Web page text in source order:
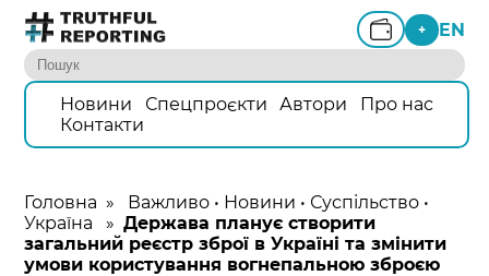
+ EN
Новини Спецпроєкти Автори
Про нас
Контакти
Головна » Важливо • Новини • Суспільство •
Україна »Держава планує створити
загальний реєстр зброї в Україні та змінити
умови користування вогнепальною зброєю